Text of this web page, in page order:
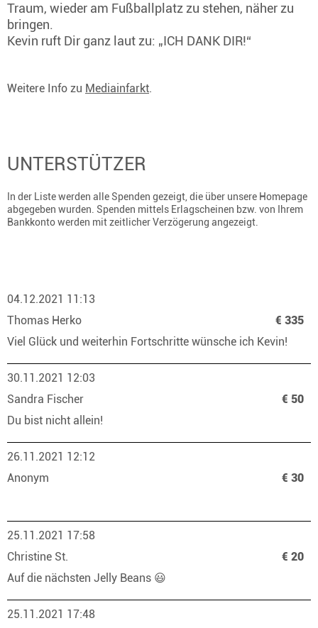
Traum, wieder am Fußballplatz zu stehen, näher zu
bringen.
Kevin ruft Dir ganz laut zu: „ICH DANK DIR!“
Weitere Info zu Mediainfarkt.
UNTERSTÜTZER
In der Liste werden alle Spenden gezeigt, die über unsere Homepage
abgegeben wurden. Spenden mittels Erlagscheinen bzw. von Ihrem
Bankkonto werden mit zeitlicher Verzögerung angezeigt.
04.12.2021 11:13
Thomas Herko
€ 335
Viel Glück und weiterhin Fortschritte wünsche ich Kevin!
30.11.2021 12:03
Sandra Fischer
€ 50
Du bist nicht allein!
26.11.2021 12:12
Anonym
€ 30
25.11.2021 17:58
Christine St.
€ 20
Auf die nächsten Jelly Beans 😃
25.11.2021 17:48